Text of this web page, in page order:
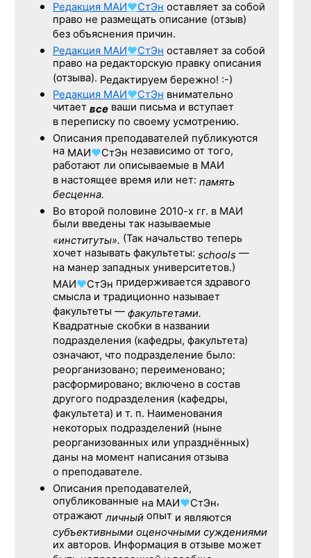
Редакция МАИ♥СтЭн оставляет за собой
право не размещать описание (отзыв)
без объяснения причин.
Редакция МАИ♥СтЭн оставляет за собой
право на редакторскую правку описания
(отзыва). Редактируем бережно! :-)
Редакция МАИ♥СтЭн внимательно
читает все ваши письма и вступает
в переписку по своему усмотрению.
Описания преподавателей публикуются
на МАИ♥СтЭн независимо от того,
работают ли описываемые в МАИ
в настоящее время или нет: память
бесценна.
Во второй половине 2010-х гг. в МАИ
были введены так называемые
«институты». (Так начальство теперь
хочет называть факультеты: schools —
на манер западных университетов.)
МАИ♥СтЭн придерживается здравого
смысла и традиционно называет
факультеты — факультетами.
Квадратные скобки в названии
подразделения (кафедры, факультета)
означают, что подразделение было:
реорганизовано; переименовано;
расформировано; включено в состав
другого подразделения (кафедры,
факультета) и т. п. Наименования
некоторых подразделений (ныне
реорганизованных или упразднённых)
даны на момент написания отзыва
о преподавателе.
Описания преподавателей,
опубликованные на МАИ♥СтЭн,
отражаютличный опыт и являются
субъективными оценочными суждениями
их авторов. Информация в отзыве может